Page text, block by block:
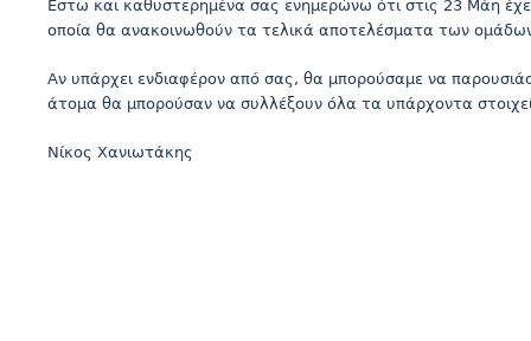
Εστω και καθυστερημένα σας ενημερώνω ότι στις 23 Μάη
οποία θα ανακοινωθούν τα τελικά αποτελέσματα των
Αν υπάρχει ενδιαφέρον από σας, θα μπορούσαμε να
άτομα θα μπορούσαν να συλλέξουν όλα τα υπάρχοντα
Νίκος Χανιωτάκης